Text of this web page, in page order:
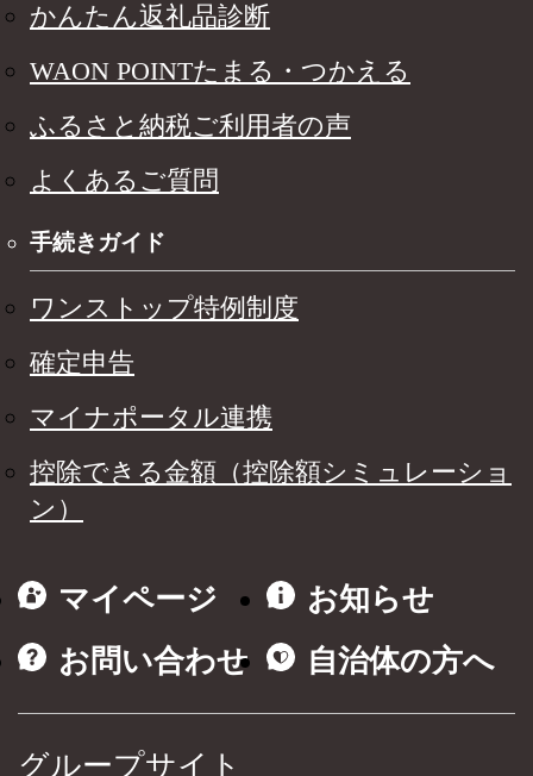
かんたん返礼品診断
WAON POINTたまる・つかえる
ふるさと納税ご利用者の声
よくあるご質問
手続きガイド
ワンストップ特例制度
確定申告
マイナポータル連携
控除できる金額（控除額シミュレーショ
ン）
マイページ
お知らせ
お問い合わせ
自治体の方へ
グループサイト